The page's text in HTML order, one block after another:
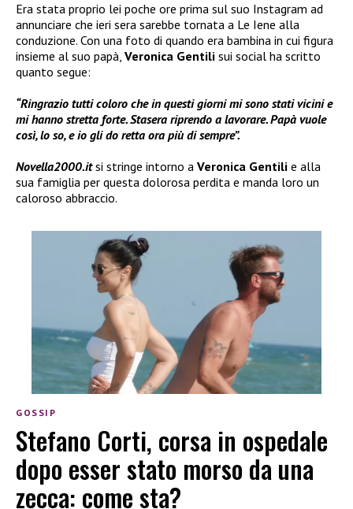
Era stata proprio lei poche ore prima sul suo Instagram ad
annunciare che ieri sera sarebbe tornata a Le Iene alla
conduzione. Con una foto di quando era bambina in cui figura
insieme al suo papà, Veronica Gentili sui social ha scritto
quanto segue:
“Ringrazio tutti coloro che in questi giorni mi sono stati vicini e
mi hanno stretta forte. Stasera riprendo a lavorare. Papà vuole
così, lo so, e io gli do retta ora più di sempre”.
Novella2000.itsi stringe intorno a Veronica Gentili e alla
sua famiglia per questa dolorosa perdita e manda loro un
caloroso abbraccio.
GOSSIP
Stefano Corti, corsa in ospedale
dopo esser stato morso da una
zecca: come sta?